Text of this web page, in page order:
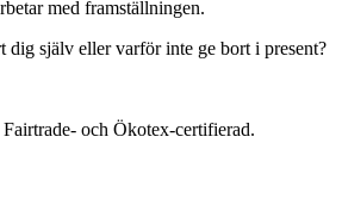
med framställningen.
dig själv eller varför inte ge bort i present?
och Ökotex-certifierad.